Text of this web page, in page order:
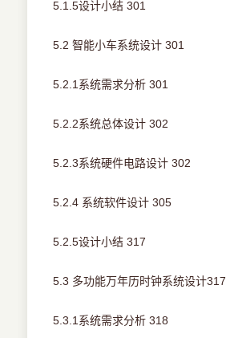
5.1.5设计小结 301
5.2 智能小车系统设计 301
5.2.1系统需求分析 301
5.2.2系统总体设计 302
5.2.3系统硬件电路设计 302
5.2.4 系统软件设计 305
5.2.5设计小结 317
5.3 多功能万年历时钟系统设计317
5.3.1系统需求分析 318